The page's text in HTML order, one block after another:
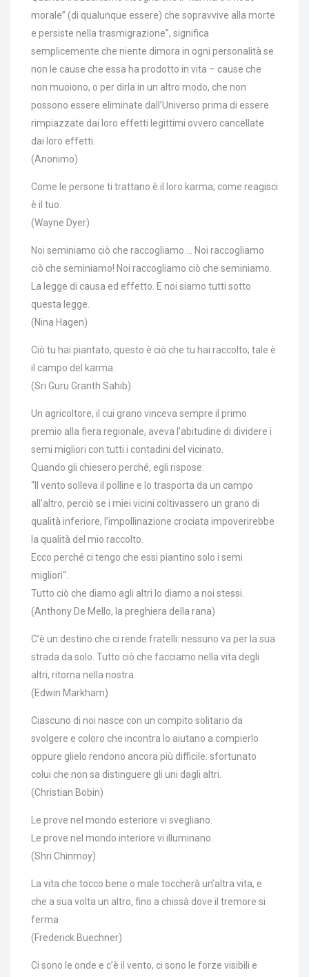
morale” (di qualunque essere) che sopravvive alla morte
e persiste nella trasmigrazione”, significa
semplicemente che niente dimora in ogni personalità se
non le cause che essa ha prodotto in vita – cause che
non muoiono, o per dirla in un altro modo, che non
possono essere eliminate dall’Universo prima di essere
rimpiazzate dai loro effetti legittimi ovvero cancellate
dai loro effetti.
(Anonimo)
Come le persone ti trattano è il loro karma; come reagisci
è il tuo.
(Wayne Dyer)
Noi seminiamo ciò che raccogliamo … Noi raccogliamo
ciò che seminiamo! Noi raccogliamo ciò che seminiamo.
La legge di causa ed effetto. E noi siamo tutti sotto
questa legge.
(Nina Hagen)
Ciò tu hai piantato, questo è ciò che tu hai raccolto; tale è
il campo del karma.
(Sri Guru Granth Sahib)
Un agricoltore, il cui grano vinceva sempre il primo
premio alla fiera regionale, aveva l’abitudine di dividere i
semi migliori con tutti i contadini del vicinato.
Quando gli chiesero perché, egli rispose:
“Il vento solleva il polline e lo trasporta da un campo
all’altro, perciò se i miei vicini coltivassero un grano di
qualità inferiore, l’impollinazione crociata impoverirebbe
la qualità del mio raccolto.
Ecco perché ci tengo che essi piantino solo i semi
migliori“.
Tutto ciò che diamo agli altri lo diamo a noi stessi.
(Anthony De Mello, la preghiera della rana)
C’è un destino che ci rende fratelli: nessuno va per la sua
strada da solo. Tutto ciò che facciamo nella vita degli
altri, ritorna nella nostra.
(Edwin Markham)
Ciascuno di noi nasce con un compito solitario da
svolgere e coloro che incontra lo aiutano a compierlo
oppure glielo rendono ancora più difficile: sfortunato
colui che non sa distinguere gli uni dagli altri.
(Christian Bobin)
Le prove nel mondo esteriore vi svegliano.
Le prove nel mondo interiore vi illuminano.
(Shri Chinmoy)
La vita che tocco bene o male toccherà un’altra vita, e
che a sua volta un altro, fino a chissà dove il tremore si
ferma
(Frederick Buechner)
Ci sono le onde e c’è il vento, ci sono le forze visibili e